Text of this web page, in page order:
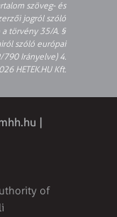
szöveg- és
jogról szóló
törvény 35/A. §
szóló európai
790 Irányelve) 4.
HETEK.HU Kft.
|
of